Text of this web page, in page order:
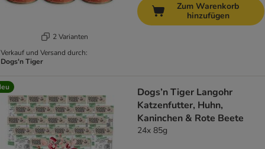
2 Varianten
Verkauf und Versand durch:
Dogs'n Tiger
Zum Warenkorb
hinzufügen
Dogs’n Tiger Langohr
Katzenfutter, Huhn,
Kaninchen & Rote Beete
24x 85g